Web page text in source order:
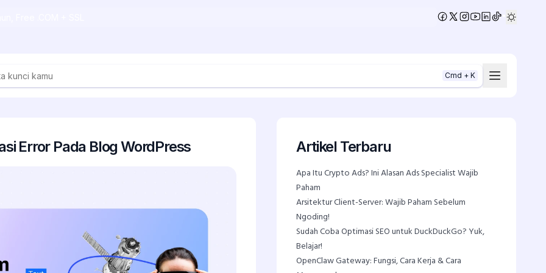
Cmd + K
Error Pada Blog WordPress Artikel Terbaru
Apa Itu Crypto Ads? Ini Alasan Ads Specialist Wajib
Paham
Arsitektur Client-Server: Wajib Paham Sebelum
Ngoding!
Sudah Coba Optimasi SEO untuk DuckDuckGo? Yuk,
Belajar!
OpenClaw Gateway: Fungsi, Cara Kerja & Cara